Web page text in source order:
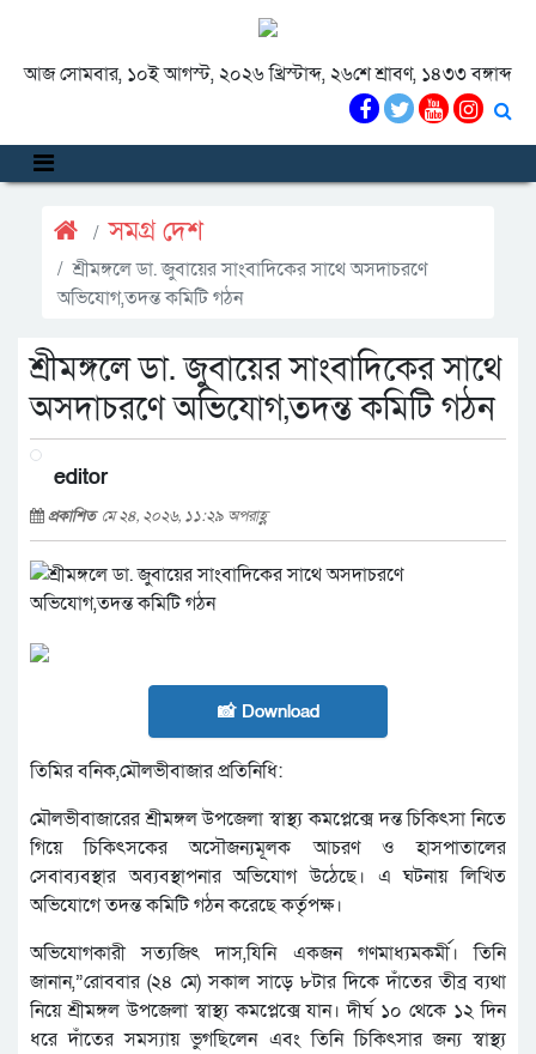
আজ সোমবার, ১০ই আগস্ট, ২০২৬ খ্রিস্টাব্দ, ২৬শে শ্রাবণ, ১৪৩৩ বঙ্গাব্দ
সমগ্র দেশ
শ্রীমঙ্গলে ডা. জুবায়ের সাংবাদিকের সাথে অসদাচরণে
অভিযোগ,তদন্ত কমিটি গঠন
শ্রীমঙ্গলে ডা. জুবায়ের সাংবাদিকের সাথে
অসদাচরণে অভিযোগ,তদন্ত কমিটি গঠন
editor
প্রকাশিত মে ২৪, ২০২৬, ১১:২৯ অপরাহ্ণ
📸 Download
তিমির বনিক,মৌলভীবাজার প্রতিনিধি:
মৌলভীবাজারের শ্রীমঙ্গল উপজেলা স্বাস্থ্য কমপ্লেক্সে দন্ত চিকিৎসা নিতে
গিয়ে চিকিৎসকের অসৌজন্যমূলক আচরণ ও হাসপাতালের
সেবাব্যবস্থার অব্যবস্থাপনার অভিযোগ উঠেছে। এ ঘটনায় লিখিত
অভিযোগে তদন্ত কমিটি গঠন করেছে কর্তৃপক্ষ।
অভিযোগকারী সত্যজিৎ দাস,যিনি একজন গণমাধ্যমকর্মী। তিনি
জানান,”রোববার (২৪ মে) সকাল সাড়ে ৮টার দিকে দাঁতের তীব্র ব্যথা
নিয়ে শ্রীমঙ্গল উপজেলা স্বাস্থ্য কমপ্লেক্সে যান। দীর্ঘ ১০ থেকে ১২ দিন
ধরে দাঁতের সমস্যায় ভুগছিলেন এবং তিনি চিকিৎসার জন্য স্বাস্থ্য